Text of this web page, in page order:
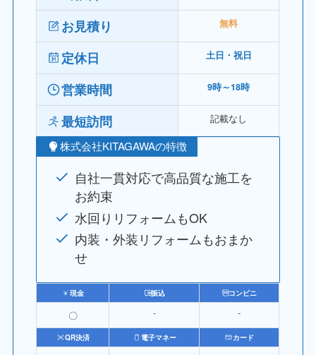
お見積り 無料
定休日 土日・祝日
営業時間 9時～18時
最短訪問 記載なし
株式会社KITAGAWAの特徴
自社一貫対応で高品質な施工を
お約束
水回りリフォームもOK
内装・外装リフォームもおまか
せ
現金 振込 コンビニ
〇 ⁻ ⁻
QR決済 電子マネー カード